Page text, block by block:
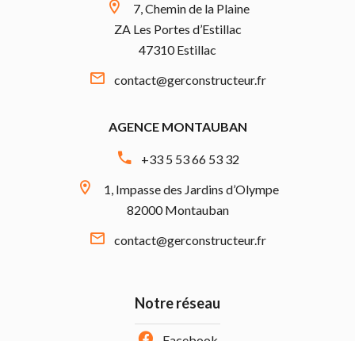
7, Chemin de la Plaine
ZA Les Portes d’Estillac
47310 Estillac
contact@gerconstructeur.fr
AGENCE MONTAUBAN
+33 5 53 66 53 32
1, Impasse des Jardins d’Olympe
82000 Montauban
contact@gerconstructeur.fr
Notre réseau